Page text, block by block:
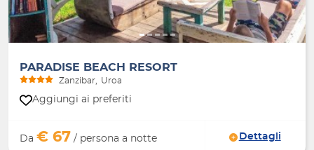
PARADISE BEACH RESORT
Zanzibar Uroa
Aggiungi ai preferiti
Da € 67 / persona a notte Dettagli